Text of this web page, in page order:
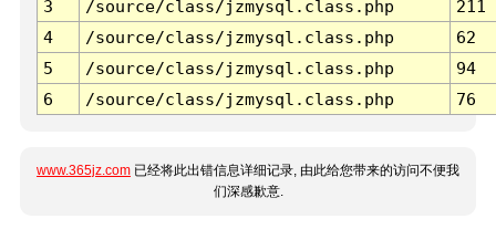
3 /source/class/jzmysql.class.php
211
4
/source/class/jzmysql.class.php
62
5
/source/class/jzmysql.class.php
94
6
/source/class/jzmysql.class.php 76
www.365jz.com 已经将此出错信息详细记录, 由此给您带来的访问不便我
们深感歉意.